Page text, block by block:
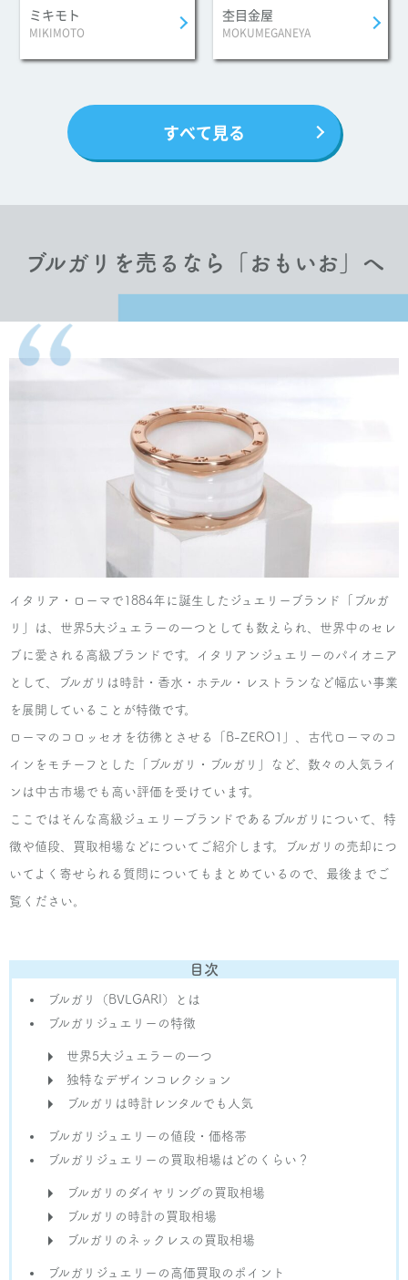
ブルガリ・ブルガリ ブレスレット 4色
¥300,000
ブルガリ
ブルガリ・ブルガリ ブレスレット
ト
¥230,000
ブルガリ・ブルガリ ブレスレットマザー・オ
ブルガリ
ブルガリ・ブルガリ ブレスレットマザー・オ
ブ・パール18Kピンク
ブルガリ
ブルガリ・ブルガリ ブレスレットロゴ
¥550,000
インコントロ ダモーレ リング
¥25,000
ブルガリ
ヴェ
¥120,000
ブルガリ
インフィニート ウェディング・バンド1PD
ブルガリ
エタニティ・リング ウェディング リング ラ
ージ
ミキモト
MIKIMOTO
杢目金屋
MOKUMEGANEYA
すべて見る
ブルガリを売るなら 「おもいお」へ
イタリア・ローマで1884年に誕生したジュエリーブランド「ブルガ
リ」は、世界5大ジュエラーの一つとしても数えられ、世界中のセレ
ブに愛される高級ブランドです。イタリアンジュエリーのパイオニア
として、ブルガリは時計・香水・ホテル・レストランなど幅広い事業
を展開していることが特徴です。
ローマのコロッセオを彷彿とさせる「B-ZERO1」、古代ローマのコ
インをモチーフとした「ブルガリ・ブルガリ」など、数々の人気ライ
ンは中古市場でも高い評価を受けています。
ここではそんな高級ジュエリーブランドであるブルガリについて、特
徴や値段、買取相場などについてご紹介します。ブルガリの売却につ
いてよく寄せられる質問についてもまとめているので、最後までご
覧ください。
目次
ブルガリ（BVLGARI）とは
ブルガリジュエリーの特徴
世界5大ジュエラーの一つ
独特なデザインコレクション
ブルガリは時計レンタルでも人気
ブルガリジュエリーの値段・価格帯
ブルガリジュエリーの買取相場はどのくらい？
ブルガリのダイヤリングの買取相場
ブルガリの時計の買取相場
ブルガリのネックレスの買取相場
ブルガリジュエリーの高価買取のポイント